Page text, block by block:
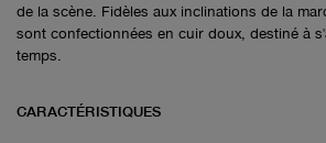
de la scène. Fidèles aux inclinations de la
sont confectionnées en cuir doux, destiné à
temps.
CARACTÉRISTIQUES